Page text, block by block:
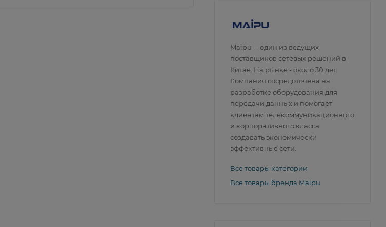
Maipu – один из ведущих
поставщиков сетевых решений в
Китае. На рынке - около 30 лет.
Компания сосредоточена на
разработке оборудования для
передачи данных и помогает
клиентам телекоммуникационного
и корпоративного класса
создавать экономически
эффективные сети.
Все товары категории
Все товары бренда Maipu